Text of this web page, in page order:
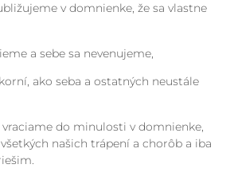
v domnienke, že sa vlastne
a sebe sa nevenujeme,
ako seba a ostatných neustále
vraciame do minulosti v domnienke,
našich trápení a chorôb a iba